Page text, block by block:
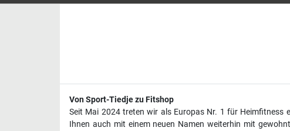
Von Sport-Tiedje zu Fitshop
Seit Mai 2024 treten wir als Europas Nr. 1 für
Ihnen auch mit einem neuen Namen weiterhin mit